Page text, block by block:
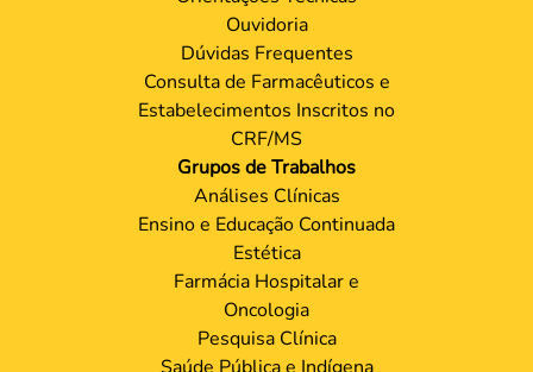
PRÉ CADASTRO DE
EMPRESA
Cartas de Serviços –
Procedimentos e formulários
Prazos de Processos
Secretaria
Orientações Técnicas
Ouvidoria
Dúvidas Frequentes
Consulta de Farmacêuticos e
Estabelecimentos Inscritos no
CRF/MS
Grupos de Trabalhos